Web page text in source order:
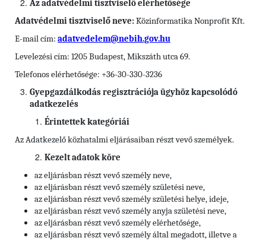
Az adatvédelmi tisztviselő elérhetősége
Adatvédelmi tisztviselő neve:Közinformatika Nonprofit Kft.
E-mail cím: adatvedelem@nebih.gov.hu
Levelezési cím: 1205 Budapest, Mikszáth utca 69.
Telefonos elérhetősége: +36-30-330-3236
Gyepgazdálkodás regisztrációja ügyhöz kapcsolódó
adatkezelés
Érintettek kategóriái
Az Adatkezelő közhatalmi eljárásaiban részt vevő személyek.
Kezelt adatok köre
az eljárásban részt vevő személy neve,
az eljárásban részt vevő személy születési neve,
az eljárásban részt vevő személy születési helye, ideje,
az eljárásban részt vevő személy anyja születési neve,
az eljárásban részt vevő személy elérhetősége,
az eljárásban részt vevő személy által megadott, illetve a